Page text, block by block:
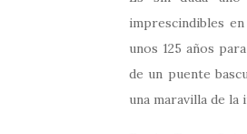
imprescindibles
unos 125 años
de un puente
una maravilla de la